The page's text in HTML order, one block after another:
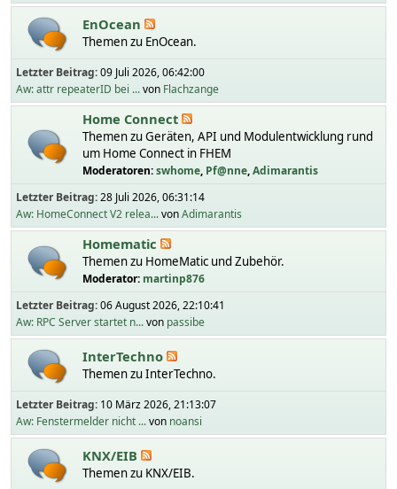
EnOcean
Themen zu EnOcean.
Letzter Beitrag:09 Juli 2026, 06:42:00
Aw: attr repeaterID bei ...von Flachzange
Home Connect
Themen zu Geräten, API und Modulentwicklung rund
um Home Connect in FHEM
Moderatoren:swhome, Pf@nne,Adimarantis
Letzter Beitrag:28 Juli 2026, 06:31:14
Aw: HomeConnect V2 relea...vonAdimarantis
Homematic
Themen zu HomeMatic und Zubehör.
Moderator: martinp876
Letzter Beitrag:06 August 2026, 22:10:41
Aw: RPC Server startet n...von passibe
InterTechno
Themen zu InterTechno.
Letzter Beitrag: 10 März 2026, 21:13:07
Aw: Fenstermelder nicht ...von noansi
KNX/EIB
Themen zu KNX/EIB.